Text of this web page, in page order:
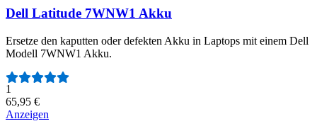
Dell Latitude 7WNW1 Akku
Ersetze den kaputten oder defekten Akku in Laptops mit einem Dell
Modell 7WNW1 Akku.
Anzahl der Bewertungen:
1
65,95 €
Anzeigen